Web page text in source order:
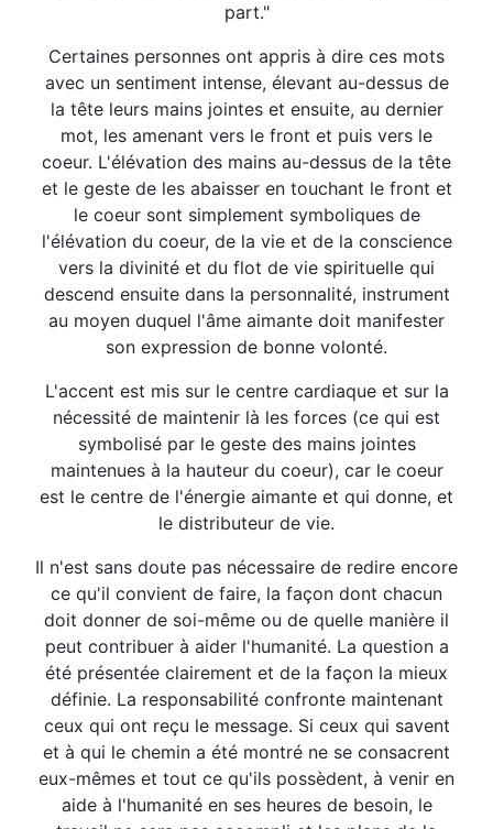
part."
Certaines personnes ont appris à dire ces mots
avec un sentiment intense, élevant au-dessus de
la tête leurs mains jointes et ensuite, au dernier
mot, les amenant vers le front et puis vers le
coeur. L'élévation des mains au-dessus de la tête
et le geste de les abaisser en touchant le front et
le coeur sont simplement symboliques de
l'élévation du coeur, de la vie et de la conscience
vers la divinité et du flot de vie spirituelle qui
descend ensuite dans la personnalité, instrument
au moyen duquel l'âme aimante doit manifester
son expression de bonne volonté.
L'accent est mis sur le centre cardiaque et sur la
nécessité de maintenir là les forces (ce qui est
symbolisé par le geste des mains jointes
maintenues à la hauteur du coeur), car le coeur
est le centre de l'énergie aimante et qui donne, et
le distributeur de vie.
Il n'est sans doute pas nécessaire de redire encore
ce qu'il convient de faire, la façon dont chacun
doit donner de soi-même ou de quelle manière il
peut contribuer à aider l'humanité. La question a
été présentée clairement et de la façon la mieux
définie. La responsabilité confronte maintenant
ceux qui ont reçu le message. Si ceux qui savent
et à qui le chemin a été montré ne se consacrent
eux-mêmes et tout ce qu'ils possèdent, à venir en
aide à l'humanité en ses heures de besoin, le